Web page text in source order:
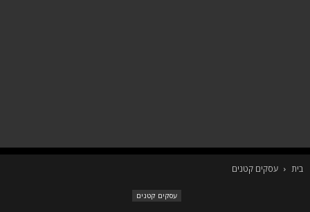
בית עסקים קטנים
עסקים קטנים